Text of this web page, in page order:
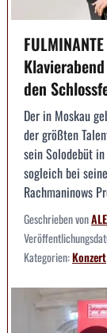
den
Der in Moskau
der größten
sein Solodebüt
sogleich bei
Rachmaninows
Geschrieben von
Kategorien:Konzert